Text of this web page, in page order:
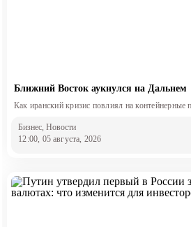
Ближний Восток аукнулся на Дальнем
Как иранский кризис повлиял на контейнерные
Бизнес, Новости
12:00, 05 августа, 2026